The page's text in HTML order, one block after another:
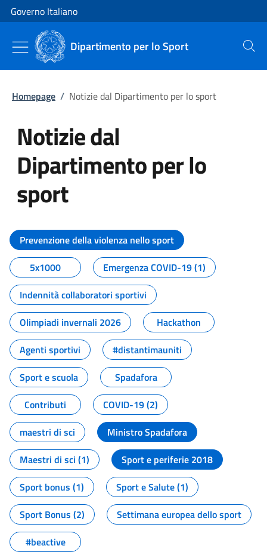
Vai al contenuto
Vai alla navigazione del sito
Governo Italiano
Dipartimento per lo Sport Cerca
Homepage / Notizie dal Dipartimento per lo sport
Notizie dal
Dipartimento per lo
sport
Tutti i contenuti della pagina
Prevenzione della violenza nello sport
5x1000
Emergenza COVID-19 (1)
Indennità collaboratori sportivi
Olimpiadi invernali 2026
Hackathon
Agenti sportivi
#distantimauniti
Sport e scuola
Spadafora
Contributi
COVID-19 (2)
maestri di sci
Ministro Spadafora
Maestri di sci (1)
Sport e periferie 2018
Sport bonus (1)
Sport e Salute (1)
Sport Bonus (2)
Settimana europea dello sport
#beactive